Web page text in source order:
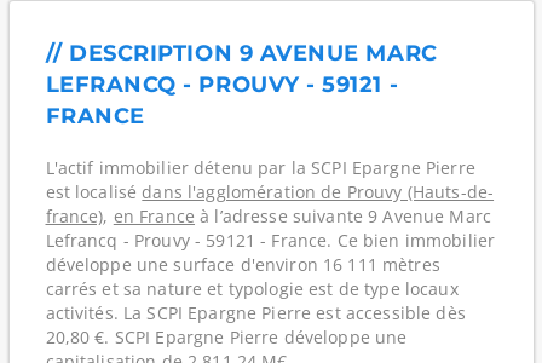
// DESCRIPTION 9 AVENUE MARC
LEFRANCQ - PROUVY - 59121 -
FRANCE
L'actif immobilier détenu par la SCPI Epargne Pierre
est localisé dans l'agglomération de Prouvy (Hauts-de-
france), en France à l’adresse suivante 9 Avenue Marc
Lefrancq - Prouvy - 59121 - France. Ce bien immobilier
développe une surface d'environ 16 111 mètres
carrés et sa nature et typologie est de type locaux
activités. La SCPI Epargne Pierre est accessible dès
20,80 €. SCPI Epargne Pierre développe une